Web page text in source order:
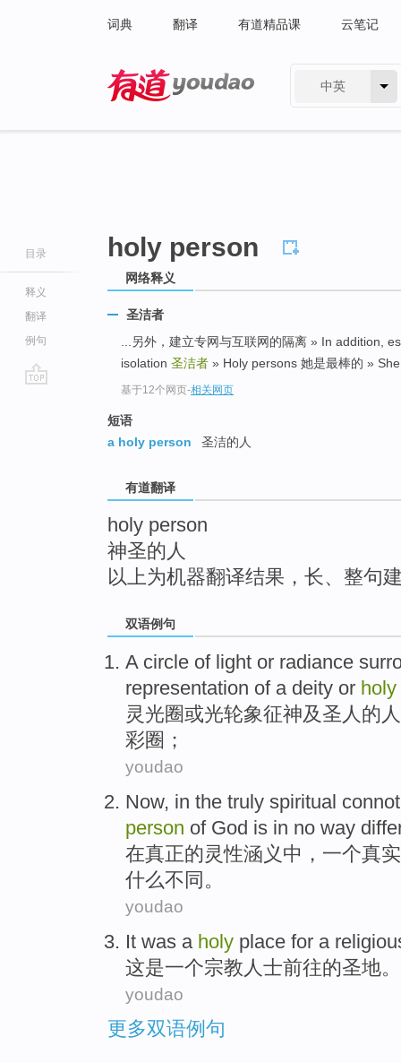
词典 翻译 有道精品课 云笔记
中英
目录
释义
翻译
例句
holy person
网络释义
圣洁者
...另外，建立专网与互联网的隔离 » In addition,
isolation 圣洁者 » Holy persons 她是最棒的 »
基于12个网页-相关网页
短语
a holy person
圣洁的人
有道翻译
holy person
神圣的人
以上为机器翻译结果，长、整句
双语例句
A circle of light or radiance
representation of a deity or holy
灵光圈或光轮象征神及圣人的 人
彩圈；
youdao
Now, in the truly spiritual
person of God is in no way
在真正的灵性涵义 中， 一个真实
什么不同 。
youdao
It was a holy place for a
这是一个宗教 人士前往的圣地。
youdao
更多双语例句